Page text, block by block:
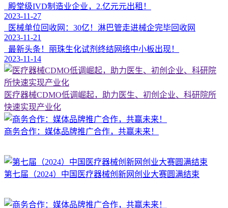
殿堂级IVD制造业企业，2.亿元元出租！
2023-11-27
医械单位回收网：30亿！淋巴管走进械企完毕回收网
2023-11-21
最新头条！丽珠生化试剂终结网络中小板出现！
2023-11-14
医疗器械CDMO低调崛起，助力医生、初创企业、科研院所
快速实现产业化
商务合作：媒体品牌推广合作，共赢未来！
第七届（2024）中国医疗器械创新网创业大赛圆满结束